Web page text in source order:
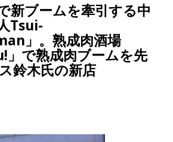
新ブームを牽引する中
Tsui-
」。熟成肉酒場
」で熟成肉ブームを先
鈴木氏の新店